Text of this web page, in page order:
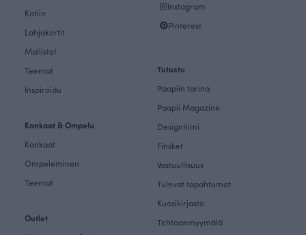
Kotiin
Lahjakortit
Mallistot
Teemat
Inspiroidu
Kankaat & Ompelu
Kankaat
Ompeleminen
Teemat
Outlet
Instagram
Pinterest
Tutustu
Paapiin tarina
Paapii Magazine
Designtiimi
Finsket
Vastuullisuus
Tulevat tapahtumat
Kuosikirjasto
Tehtaanmyymälä